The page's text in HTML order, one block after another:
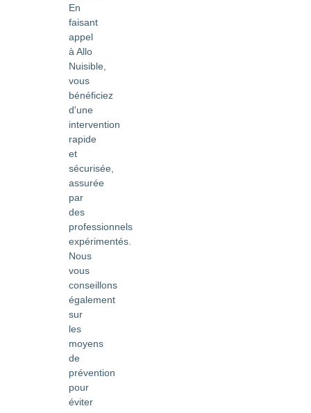
En
faisant
appel
à Allo
Nuisible,
vous
bénéficiez
d'une
intervention
rapide
et
sécurisée,
assurée
par
des
professionnels
expérimentés.
Nous
vous
conseillons
également
sur
les
moyens
de
prévention
pour
éviter